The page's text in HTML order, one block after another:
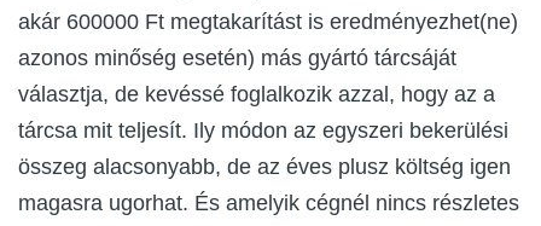
akár 600000 Ft megtakarítást is eredményezhet(ne)
azonos minőség esetén) más gyártó tárcsáját
választja, de kevéssé foglalkozik azzal, hogy az a
tárcsa mit teljesít. Ily módon az egyszeri bekerülési
összeg alacsonyabb, de az éves plusz költség igen
magasra ugorhat. És amelyik cégnél nincs részletes